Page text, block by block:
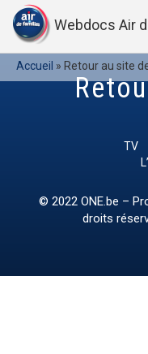
Webdocs Air
Accueil » Retour au site de
TV
© 2022 ONE.be –
droits